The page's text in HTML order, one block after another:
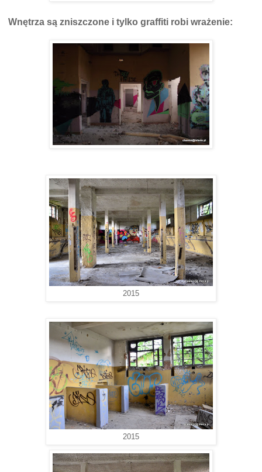
Wnętrza są zniszczone i tylko graffiti robi wrażenie:
2015
2015